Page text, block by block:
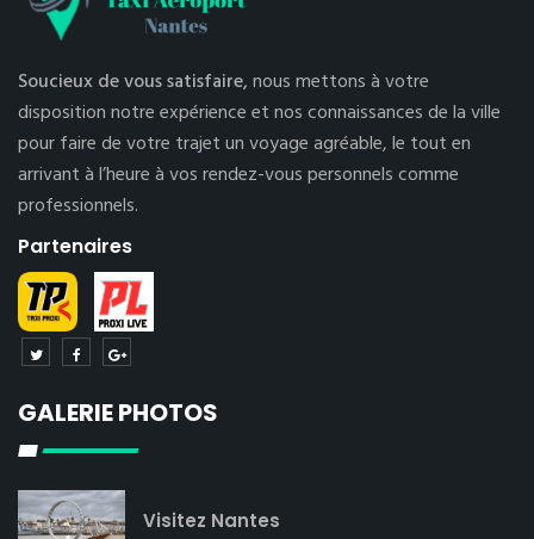
Soucieux de vous satisfaire,nous mettons à votre
disposition notre expérience et nos connaissances de la ville
pour faire de votre trajet un voyage agréable, le tout en
arrivant à l’heure à vos rendez-vous personnels comme
professionnels.
Partenaires
GALERIE PHOTOS
Visitez Nantes